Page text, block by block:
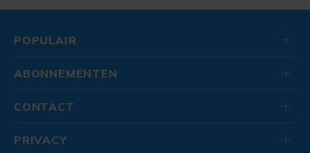
POPULAIR
ABONNEMENTEN
CONTACT
PRIVACY